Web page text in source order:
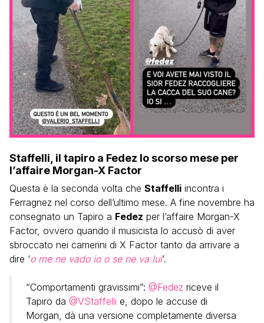
Staffelli, il tapiro a Fedez lo scorso mese per
l’affaire Morgan-X Factor
Questa è la seconda volta che Staffelli incontra i
Ferragnez nel corso dell’ultimo mese. A fine novembre ha
consegnato un Tapiro a Fedez per l’affaire Morgan-X
Factor, ovvero quando il musicista lo accusò di aver
sbroccato nei camerini di X Factor tanto da arrivare a
dire ‘o me ne vado io o se ne va lui‘.
“Comportamenti gravissimi”: @Fedez riceve il
Tapiro da @VStaffelli e, dopo le accuse di
Morgan, dà una versione completamente diversa